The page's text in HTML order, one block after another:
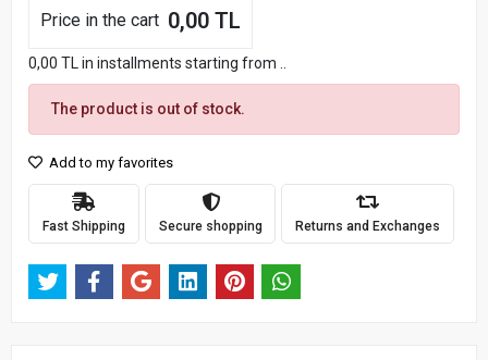
Price in the cart 0,00 TL
0,00 TL in installments starting from ..
The product is out of stock.
Add to my favorites
Fast Shipping Secure shopping Returns and Exchanges